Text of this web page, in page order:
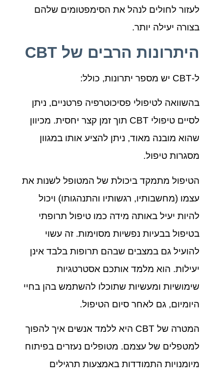
לעזור לחולים לנהל את הסימפטומים שלהם
בצורה יעילה יותר.
היתרונות הרבים של CBT
ל-CBT יש מספר יתרונות, כולל:
בהשוואה לטיפולי פסיכוטרפיה פרטניים, ניתן
לסיים טיפולי CBT תוך זמן קצר יחסית. מכיוון
שהוא מובנה מאוד, ניתן להציע אותו במגוון
מסגרות טיפול.
הטיפול מתמקד ביכולת של המטופל לשנות את
עצמו (מחשבותיו, רגשותיו והתנהגותו) ויכול
להיות יעיל באותה מידה כמו טיפול תרופתי
בטיפול בבעיות נפשיות מסוימות. זה עשוי
להועיל גם במצבים שבהם תרופות בלבד אינן
יעילות. הוא מלמד אותכם אסטרטגיות
שימושיות ומעשיות שתוכלו להשתמש בהן בחיי
היומיום, גם לאחר סיום הטיפול.
המטרה של CBT היא ללמד אנשים איך להפוך
למטפלים של עצמם. מטופלים נעזרים בפיתוח
מיומנויות התמודדות באמצעות תרגילים